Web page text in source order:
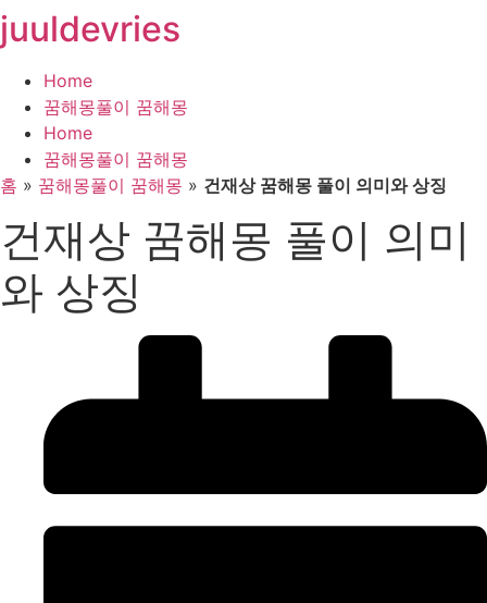
콘
텐
뛰
juuldevries
Home
꿈해몽풀이 꿈해몽
Home
꿈해몽풀이 꿈해몽
홈 » 꿈해몽풀이 꿈해몽 » 건재상 꿈해몽 풀이 의미와 상징
건재상 꿈해몽 풀이 의미
와 상징